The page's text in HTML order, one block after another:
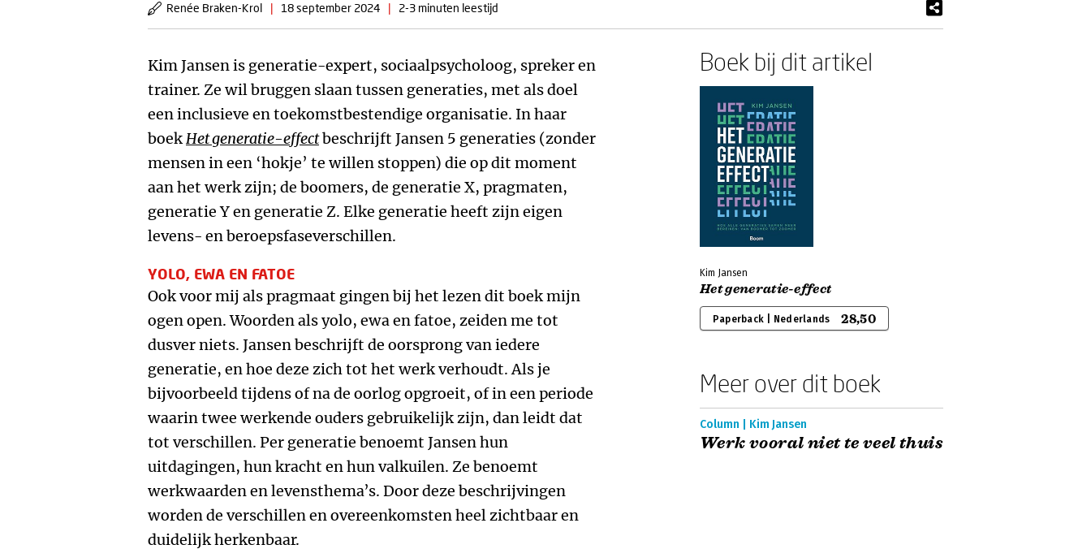
Renée Braken-Krol | 18 september 2024 | 2-3 minuten leestijd
Kim Jansen is generatie-expert, sociaalpsycholoog, spreker en
trainer. Ze wil bruggen slaan tussen generaties, met als doel
een inclusieve en toekomstbestendige organisatie. In haar
boekHet generatie-effectbeschrijft Jansen 5 generaties (zonder
mensen in een ‘hokje’ te willen stoppen) die op dit moment
aan het werk zijn; de boomers, de generatie X, pragmaten,
generatie Y en generatie Z. Elke generatie heeft zijn eigen
levens- en beroepsfaseverschillen.
YOLO, EWA EN FATOE
Ook voor mij als pragmaat gingen bij het lezen dit boek mijn
ogen open. Woorden als yolo, ewa en fatoe, zeiden me tot
dusver niets. Jansen beschrijft de oorsprong van iedere
generatie, en hoe deze zich tot het werk verhoudt. Als je
bijvoorbeeld tijdens of na de oorlog opgroeit, of in een periode
waarin twee werkende ouders gebruikelijk zijn, dan leidt dat
tot verschillen. Per generatie benoemt Jansen hun
uitdagingen, hun kracht en hun valkuilen. Ze benoemt
werkwaarden en levensthema’s. Door deze beschrijvingen
worden de verschillen en overeenkomsten heel zichtbaar en
duidelijk herkenbaar.
Boek bij dit artikel
Kim Jansen
Het generatie-effect
Paperback | Nederlands 28,50
Meer over dit boek
Column | Kim Jansen
Werk vooral niet te veel thuis